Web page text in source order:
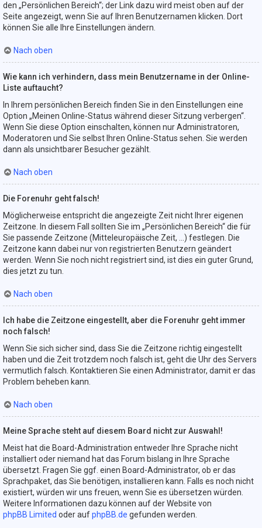
den „Persönlichen Bereich“; der Link dazu wird meist oben auf der
Seite angezeigt, wenn Sie auf Ihren Benutzernamen klicken. Dort
können Sie alle Ihre Einstellungen ändern.
Nach oben
Wie kann ich verhindern, dass mein Benutzername in der Online-
Liste auftaucht?
In Ihrem persönlichen Bereich finden Sie in den Einstellungen eine
Option „Meinen Online-Status während dieser Sitzung verbergen“.
Wenn Sie diese Option einschalten, können nur Administratoren,
Moderatoren und Sie selbst Ihren Online-Status sehen. Sie werden
dann als unsichtbarer Besucher gezählt.
Nach oben
Die Forenuhr geht falsch!
Möglicherweise entspricht die angezeigte Zeit nicht Ihrer eigenen
Zeitzone. In diesem Fall sollten Sie im „Persönlichen Bereich“ die für
Sie passende Zeitzone (Mitteleuropäische Zeit, ...) festlegen. Die
Zeitzone kann dabei nur von registrierten Benutzern geändert
werden. Wenn Sie noch nicht registriert sind, ist dies ein guter Grund,
dies jetzt zu tun.
Nach oben
Ich habe die Zeitzone eingestellt, aber die Forenuhr geht immer
noch falsch!
Wenn Sie sich sicher sind, dass Sie die Zeitzone richtig eingestellt
haben und die Zeit trotzdem noch falsch ist, geht die Uhr des Servers
vermutlich falsch. Kontaktieren Sie einen Administrator, damit er das
Problem beheben kann.
Nach oben
Meine Sprache steht auf diesem Board nicht zur Auswahl!
Meist hat die Board-Administration entweder Ihre Sprache nicht
installiert oder niemand hat das Forum bislang in Ihre Sprache
übersetzt. Fragen Sie ggf. einen Board-Administrator, ob er das
Sprachpaket, das Sie benötigen, installieren kann. Falls es noch nicht
existiert, würden wir uns freuen, wenn Sie es übersetzen würden.
Weitere Informationen dazu können auf der Website von
phpBB Limited oder aufphpBB.de gefunden werden.